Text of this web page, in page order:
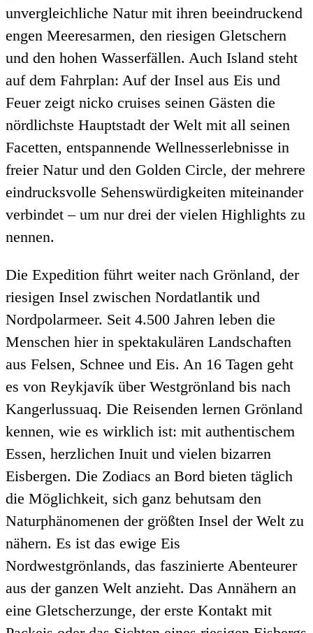
unvergleichliche Natur mit ihren beeindruckend
engen Meeresarmen, den riesigen Gletschern
und den hohen Wasserfällen. Auch Island steht
auf dem Fahrplan: Auf der Insel aus Eis und
Feuer zeigt nicko cruises seinen Gästen die
nördlichste Hauptstadt der Welt mit all seinen
Facetten, entspannende Wellnesserlebnisse in
freier Natur und den Golden Circle, der mehrere
eindrucksvolle Sehenswürdigkeiten miteinander
verbindet – um nur drei der vielen Highlights zu
nennen.
Die Expedition führt weiter nach Grönland, der
riesigen Insel zwischen Nordatlantik und
Nordpolarmeer. Seit 4.500 Jahren leben die
Menschen hier in spektakulären Landschaften
aus Felsen, Schnee und Eis. An 16 Tagen geht
es von Reykjavík über Westgrönland bis nach
Kangerlussuaq. Die Reisenden lernen Grönland
kennen, wie es wirklich ist: mit authentischem
Essen, herzlichen Inuit und vielen bizarren
Eisbergen. Die Zodiacs an Bord bieten täglich
die Möglichkeit, sich ganz behutsam den
Naturphänomenen der größten Insel der Welt zu
nähern. Es ist das ewige Eis
Nordwestgrönlands, das faszinierte Abenteurer
aus der ganzen Welt anzieht. Das Annähern an
eine Gletscherzunge, der erste Kontakt mit